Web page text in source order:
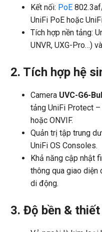
Kết nối: PoE
UniFi PoE hoặc
Tích hợp nền tảng:
UNVR, UXG-Pro…)
2. Tích hợp hệ
Camera UVC-G6-
tảng UniFi Protect
hoặc ONVIF.
Quản trị tập trung
UniFi OS Consoles.
Khả năng cập nhật
thông qua giao diện
di động.
3. Độ bền &